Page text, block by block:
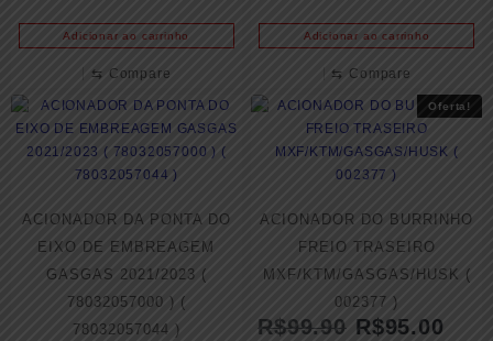
Adicionar ao carrinho
⇆ Compare
Adicionar ao carrinho
⇆ Compare
ACIONADOR DA PONTA DO
EIXO DE EMBREAGEM
GASGAS 2021/2023 (
78032057000 ) (
78032057044 )
Oferta!
ACIONADOR DO BURRINHO
FREIO TRASEIRO
MXF/KTM/GASGAS/HUSK (
002377 )
R$99.90 R$95.00